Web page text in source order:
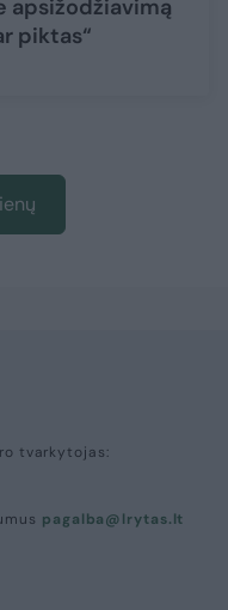
apsižodžiavimą
piktas“
tvarkytojas:
pagalba@lrytas.lt